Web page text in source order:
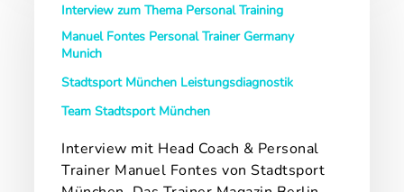
Head
Coach
Personal
Manuel
Fontes
Stadtsport
Interview zum Thema Personal Training
Manuel Fontes Personal Trainer Germany
Munich
Stadtsport München Leistungsdiagnostik
Team Stadtsport München
Interview mit Head Coach & Personal
Trainer Manuel Fontes von Stadtsport